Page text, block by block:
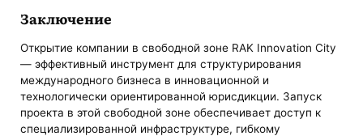
Заключение
Открытие компании в свободной зоне RAK Innovation City
— эффективный инструмент для структурирования
международного бизнеса в инновационной и
технологически ориентированной юрисдикции. Запуск
проекта в этой свободной зоне обеспечивает доступ к
специализированной инфраструктуре, гибкому